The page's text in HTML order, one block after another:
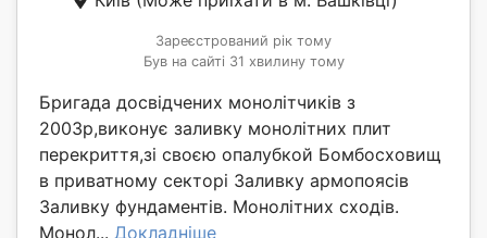
Зареєстрований рік тому
Був на сайті 31 хвилину тому
Бригада досвідчених монолітчиків з
2003р,виконує заливку монолітних плит
перекриття,зі своєю опалубкой Бомбосховищ
в приватному секторі Заливку армопоясів
Заливку фундаментів. Монолітних сходів.
Монол... Докладніше